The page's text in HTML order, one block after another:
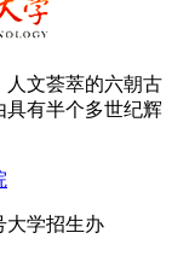
人文荟萃的六朝古
有半个多世纪辉
学招生办